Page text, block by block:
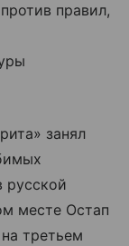
правил,
занял
русской
месте Остап
третьем